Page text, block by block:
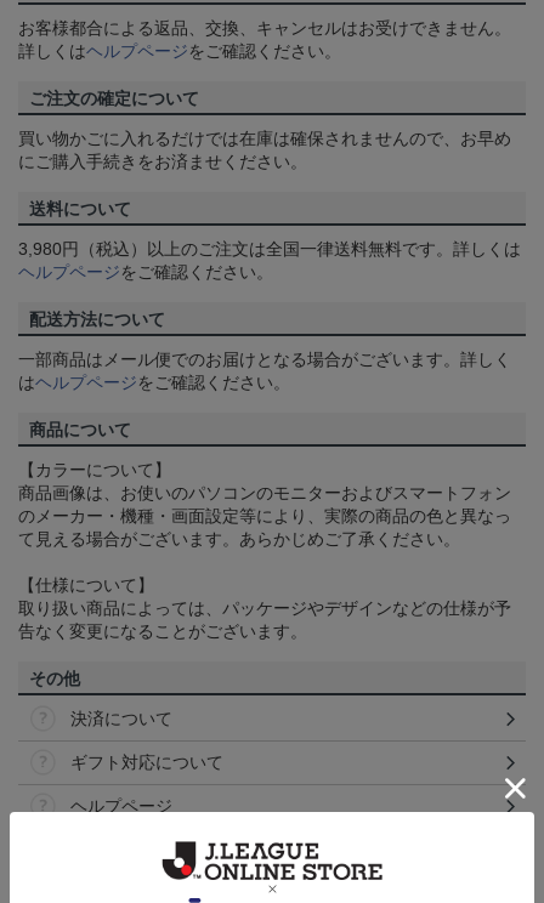
お客様都合による返品、交換、キャンセルはお受けできません。
詳しくはヘルプページをご確認ください。
ご注文の確定について
買い物かごに入れるだけでは在庫は確保されませんので、お早め
にご購入手続きをお済ませください。
送料について
3,980円（税込）以上のご注文は全国一律送料無料です。詳しくは
ヘルプページをご確認ください。
配送方法について
一部商品はメール便でのお届けとなる場合がございます。詳しく
はヘルプページをご確認ください。
商品について
【カラーについて】
商品画像は、お使いのパソコンのモニターおよびスマートフォン
のメーカー・機種・画面設定等により、実際の商品の色と異なっ
て見える場合がございます。あらかじめご了承ください。
【仕様について】
取り扱い商品によっては、パッケージやデザインなどの仕様が予
告なく変更になることがございます。
その他
決済について
ギフト対応について
ヘルプページ